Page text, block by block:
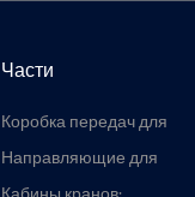
Части
Коробка передач для
крана: плавная
передача, высокая
Направляющие для
троса электрической